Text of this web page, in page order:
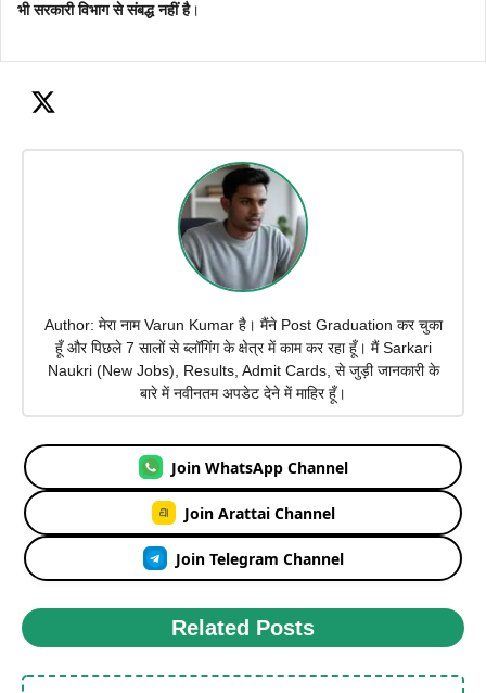
भी सरकारी विभाग से संबद्ध नहीं है।
Author: मेरा नाम Varun Kumar है। मैंने Post Graduation कर चुका
हूँ और पिछले 7 सालों से ब्लॉगिंग के क्षेत्र में काम कर रहा हूँ। मैं Sarkari
Naukri (New Jobs), Results, Admit Cards, से जुड़ी जानकारी के
बारे में नवीनतम अपडेट देने में माहिर हूँ।
Join WhatsApp Channel
Join Arattai Channel
Join Telegram Channel
Related Posts